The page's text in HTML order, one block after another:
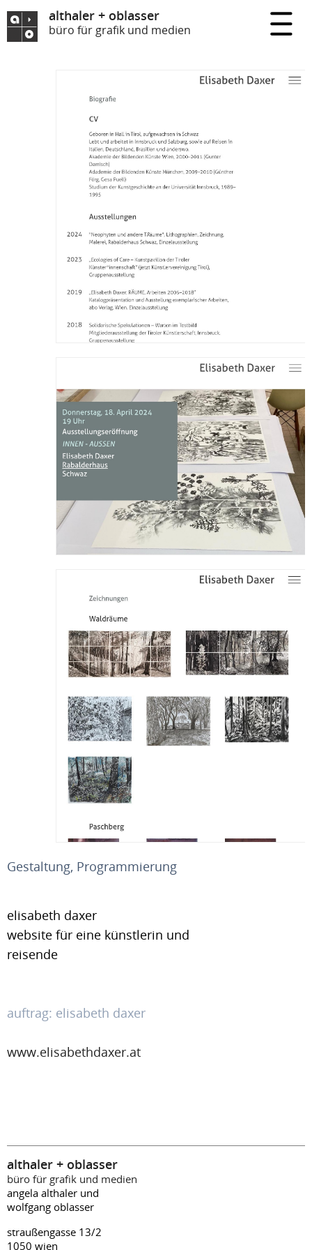
althaler + oblasser
büro für grafik und medien
Gestaltung, Programmierung
elisabeth daxer
website für eine künstlerin und
reisende
auftrag: elisabeth daxer
www.elisabethdaxer.at
althaler + oblasser
büro für grafik und medien
angela althaler und
wolfgang oblasser
straußengasse 13/2
1050 wien